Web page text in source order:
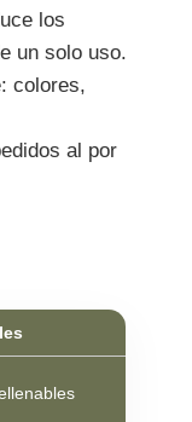
los
un solo uso.
colores,
al por